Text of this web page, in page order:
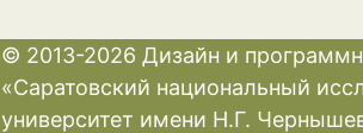
© 2013-2026 Дизайн и
«Саратовский национальный
университет имени Н.Г.